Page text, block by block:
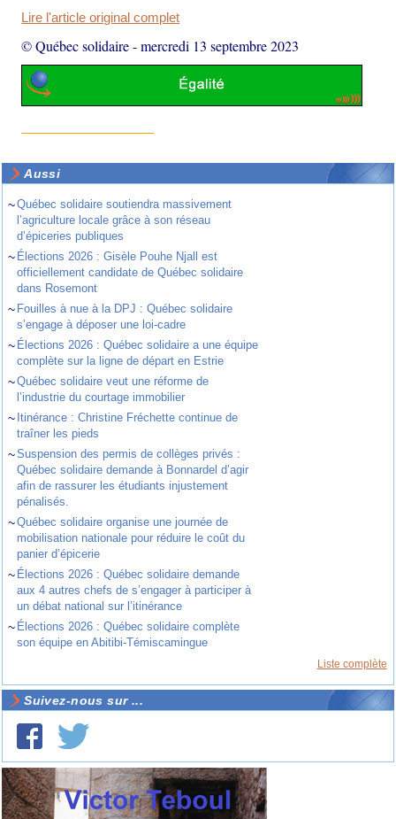
Lire l'article original complet
© Québec solidaire-mercredi 13 septembre 2023
Aussi
~Québec solidaire soutiendra massivement
l’agriculture locale grâce à son réseau
d’épiceries publiques
~ Élections 2026 : Gisèle Pouhe Njall est
officiellement candidate de Québec solidaire
dans Rosemont
~ Fouilles à nue à la DPJ : Québec solidaire
s’engage à déposer une loi-cadre
~ Élections 2026 : Québec solidaire a une équipe
complète sur la ligne de départ en Estrie
~Québec solidaire veut une réforme de
l’industrie du courtage immobilier
~ Itinérance : Christine Fréchette continue de
traîner les pieds
~Suspension des permis de collèges privés :
Québec solidaire demande à Bonnardel d’agir
afin de rassurer les étudiants injustement
pénalisés.
~Québec solidaire organise une journée de
mobilisation nationale pour réduire le coût du
panier d’épicerie
~ Élections 2026 : Québec solidaire demande
aux 4 autres chefs de s’engager à participer à
un débat national sur l’itinérance
~ Élections 2026 : Québec solidaire complète
son équipe en Abitibi-Témiscamingue
Liste complète
Suivez-nous sur ...